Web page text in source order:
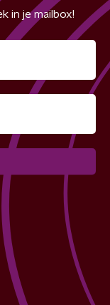
in je mailbox!